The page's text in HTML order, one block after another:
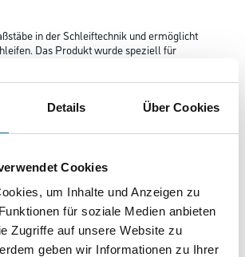
Details Über Cookies
Cookies
um Inhalte und Anzeigen zu
für soziale Medien anbieten
Zugriffe auf unsere Website zu
geben wir Informationen zu Ihrer
in der Schleiftechnik und ermöglicht
Das Produkt wurde speziell für